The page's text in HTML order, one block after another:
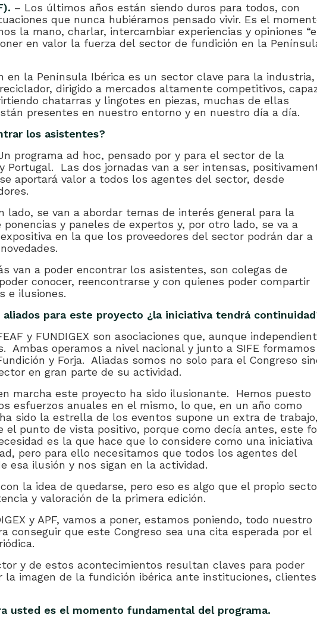
– Los últimos años están siendo duros para todos, con
que nunca hubiéramos pensado vivir. Es el
la mano, charlar, intercambiar experiencias y opiniones
en valor la fuerza del sector de fundición en la
en la Península Ibérica es un sector clave para la industria,
dirigido a mercados altamente competitivos,
chatarras y lingotes en piezas, muchas de ellas
presentes en nuestro entorno y en nuestro día a día.
los asistentes?
programa ad hoc, pensado por y para el sector de la
Portugal. Las dos jornadas van a ser intensas,
aportará valor a todos los agentes del sector, desde
lado, se van a abordar temas de interés general para la
y paneles de expertos y, por otro lado, se va a
en la que los proveedores del sector podrán dar a
van a poder encontrar los asistentes, son colegas de
conocer, reencontrarse y con quienes poder compartir
e ilusiones.
aliados para este proyecto ¿la iniciativa tendrá
y FUNDIGEX son asociaciones que, aunque
Ambas operamos a nivel nacional y junto a SIFE
y Forja. Aliadas somos no solo para el Congreso
en gran parte de su actividad.
marcha este proyecto ha sido ilusionante. Hemos puesto
esfuerzos anuales en el mismo, lo que, en un año como
sido la estrella de los eventos supone un extra de trabajo,
el punto de vista positivo, porque como decía antes, este
es la que hace que lo considere como una iniciativa
pero para ello necesitamos que todos los agentes del
esa ilusión y nos sigan en la actividad.
la idea de quedarse, pero eso es algo que el propio
y valoración de la primera edición.
y APF, vamos a poner, estamos poniendo, todo nuestro
conseguir que este Congreso sea una cita esperada por el
y de estos acontecimientos resultan claves para poder
la imagen de la fundición ibérica ante instituciones,
usted es el momento fundamental del programa.